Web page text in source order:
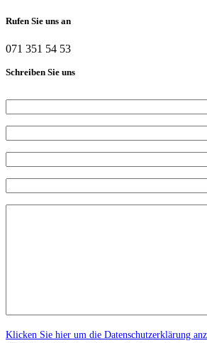
Rufen Sie uns an
071 351 54 53
Schreiben Sie uns
Klicken Sie hier um die Datenschutzerklärung